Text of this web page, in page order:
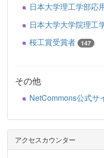
日本大学理工学部応
日本大学大学院理工
桜工賞受賞者 147
その他
NetCommons公式サ
アクセスカウンター